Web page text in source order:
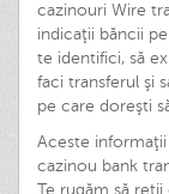
cazinouri Wire
indicaţii băncii
te identifici, să
faci transferul şi
pe care doreşti
Aceste informaţii
cazinou bank
Te rugăm să